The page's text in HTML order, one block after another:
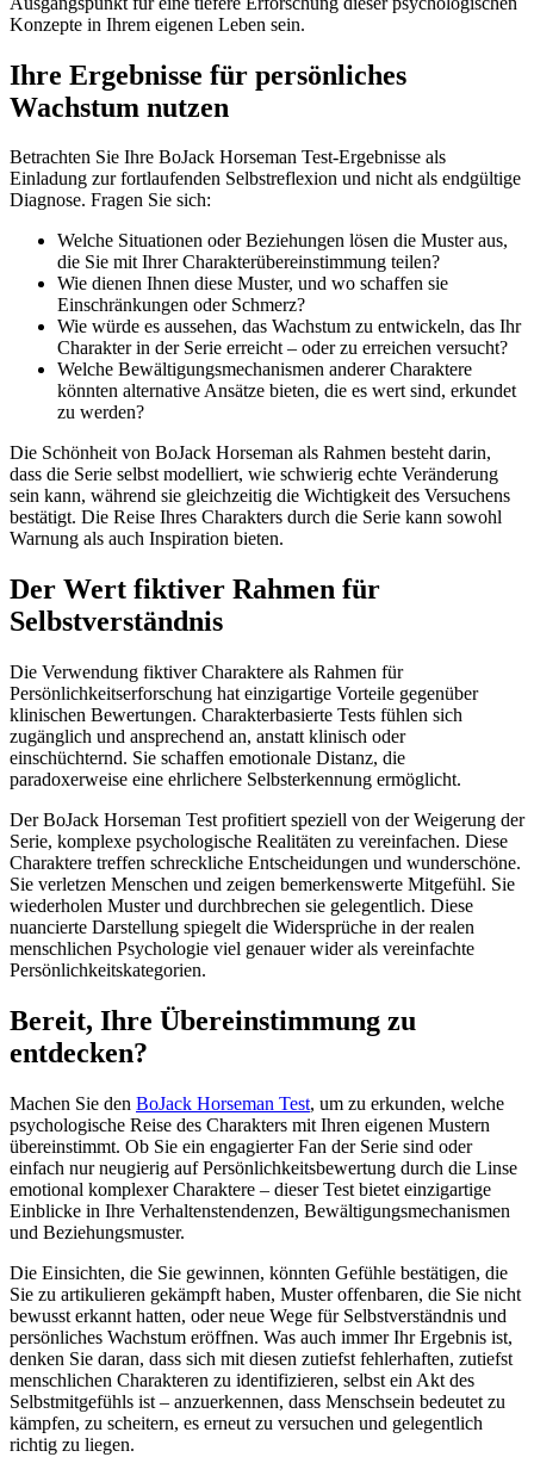
Konzepte in Ihrem eigenen Leben sein.
Ihre Ergebnisse für persönliches
Wachstum nutzen
Betrachten Sie Ihre BoJack Horseman Test-Ergebnisse als
Einladung zur fortlaufenden Selbstreflexion und nicht als endgültige
Diagnose. Fragen Sie sich:
Welche Situationen oder Beziehungen lösen die Muster aus,
die Sie mit Ihrer Charakterübereinstimmung teilen?
Wie dienen Ihnen diese Muster, und wo schaffen sie
Einschränkungen oder Schmerz?
Wie würde es aussehen, das Wachstum zu entwickeln, das Ihr
Charakter in der Serie erreicht – oder zu erreichen versucht?
Welche Bewältigungsmechanismen anderer Charaktere
könnten alternative Ansätze bieten, die es wert sind, erkundet
zu werden?
Die Schönheit von BoJack Horseman als Rahmen besteht darin,
dass die Serie selbst modelliert, wie schwierig echte Veränderung
sein kann, während sie gleichzeitig die Wichtigkeit des Versuchens
bestätigt. Die Reise Ihres Charakters durch die Serie kann sowohl
Warnung als auch Inspiration bieten.
Der Wert fiktiver Rahmen für
Selbstverständnis
Die Verwendung fiktiver Charaktere als Rahmen für
Persönlichkeitserforschung hat einzigartige Vorteile gegenüber
klinischen Bewertungen. Charakterbasierte Tests fühlen sich
zugänglich und ansprechend an, anstatt klinisch oder
einschüchternd. Sie schaffen emotionale Distanz, die
paradoxerweise eine ehrlichere Selbsterkennung ermöglicht.
Der BoJack Horseman Test profitiert speziell von der Weigerung der
Serie, komplexe psychologische Realitäten zu vereinfachen. Diese
Charaktere treffen schreckliche Entscheidungen und wunderschöne.
Sie verletzen Menschen und zeigen bemerkenswerte Mitgefühl. Sie
wiederholen Muster und durchbrechen sie gelegentlich. Diese
nuancierte Darstellung spiegelt die Widersprüche in der realen
menschlichen Psychologie viel genauer wider als vereinfachte
Persönlichkeitskategorien.
Bereit, Ihre Übereinstimmung zu
entdecken?
Machen Sie den BoJack Horseman Test, um zu erkunden, welche
psychologische Reise des Charakters mit Ihren eigenen Mustern
übereinstimmt. Ob Sie ein engagierter Fan der Serie sind oder
einfach nur neugierig auf Persönlichkeitsbewertung durch die Linse
emotional komplexer Charaktere – dieser Test bietet einzigartige
Einblicke in Ihre Verhaltenstendenzen, Bewältigungsmechanismen
und Beziehungsmuster.
Die Einsichten, die Sie gewinnen, könnten Gefühle bestätigen, die
Sie zu artikulieren gekämpft haben, Muster offenbaren, die Sie nicht
bewusst erkannt hatten, oder neue Wege für Selbstverständnis und
persönliches Wachstum eröffnen. Was auch immer Ihr Ergebnis ist,
denken Sie daran, dass sich mit diesen zutiefst fehlerhaften, zutiefst
menschlichen Charakteren zu identifizieren, selbst ein Akt des
Selbstmitgefühls ist – anzuerkennen, dass Menschsein bedeutet zu
kämpfen, zu scheitern, es erneut zu versuchen und gelegentlich
richtig zu liegen.